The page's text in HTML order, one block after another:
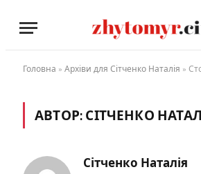
Головна » Архіви для Сітченко Наталія »
АВТОР: СІТЧЕНКО
Сітченко Наталія